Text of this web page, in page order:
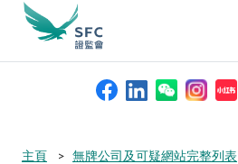
本會簡介
尋
主頁 無牌公司及可疑網站完整列表